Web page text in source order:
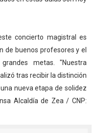
concierto magistral es
de buenos profesores y el
metas. "Nuestra
tras recibir la distinción
nueva etapa de solidez
Alcaldía de Zea / CNP: